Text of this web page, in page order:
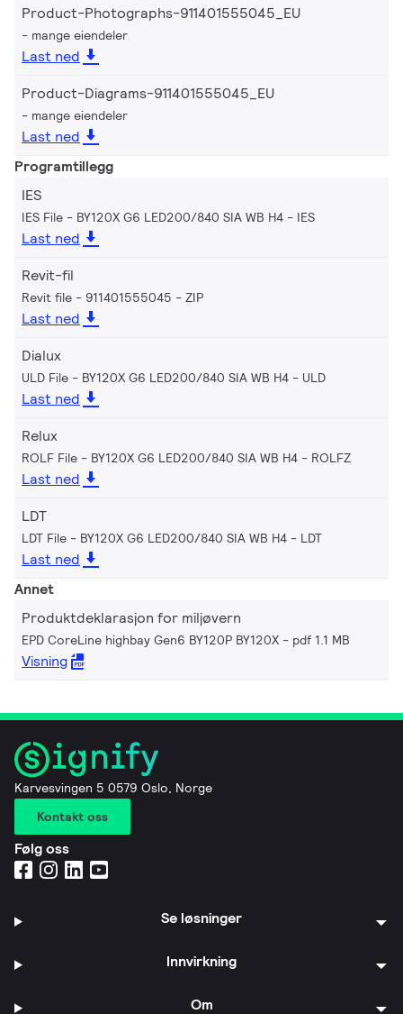
Product-Photographs-911401555045_EU
mange eiendeler
Last ned
Product-Diagrams-911401555045_EU
mange eiendeler
Last ned
Programtillegg
IES
IES File - BY120X G6 LED200/840 SIA WB H4 IES
Last ned
Revit-fil
Revit file - 911401555045 ZIP
Last ned
Dialux
ULD File - BY120X G6 LED200/840 SIA WB H4 ULD
Last ned
Relux
ROLF File - BY120X G6 LED200/840 SIA WB H4 ROLFZ
Last ned
LDT
LDT File - BY120X G6 LED200/840 SIA WB H4 LDT
Last ned
Annet
Produktdeklarasjon for miljøvern
EPD CoreLine highbay Gen6 BY120P BY120X pdf 1.1 MB
Visning
Karvesvingen 5 0579 Oslo, Norge
Kontakt oss
Følg oss
Se løsninger
Innvirkning
Om